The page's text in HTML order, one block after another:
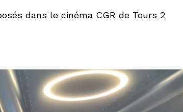
dans le cinéma CGR de Tours 2